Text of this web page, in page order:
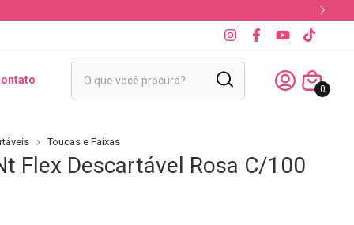
0
Toucas e Faixas
Flex Descartável Rosa C/100